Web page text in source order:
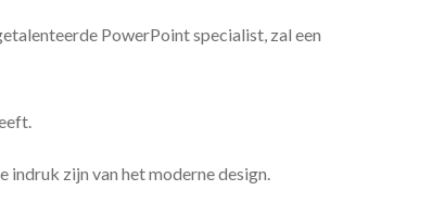
PowerPoint specialist, zal een
indruk zijn van het moderne design.